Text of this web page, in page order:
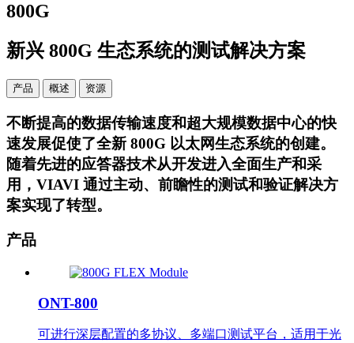
800G
新兴 800G 生态系统的测试解决方案
产品 概述 资源
不断提高的数据传输速度和超大规模数据中心的快
速发展促使了全新 800G 以太网生态系统的创建。
随着先进的应答器技术从开发进入全面生产和采
用，VIAVI 通过主动、前瞻性的测试和验证解决方
案实现了转型。
产品
ONT-800
可进行深层配置的多协议、多端口测试平台，适用于光